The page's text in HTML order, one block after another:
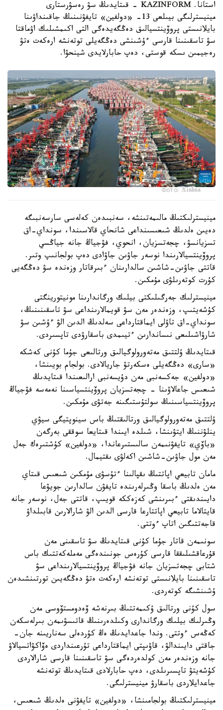
استانا. KAZINFORM - قىتايدىڭ سۋ رەسۋرستارى
مينيسترلىگى بيىلعى 13- «دولفين» تايفۋنىنىڭ جاقىنداۋىنا
بايلانىستى پروۆينتسيالىق دەڭگەيدەگى التى اكىمشىلىك اۋماقتا
سۋ تاسقىنىنا قارسى ءۇشىنشى دەڭگەيلى توتەنشە ارەكەت ەتۋ
رەجيمىن ىسكە قوستى، دەپ حابارلايدى شينحۋا.
Фото: Xinhua
مينيسترلىكتىڭ مالىمەتىنشە، سەنبىدەن كەلەسى سارسەنبىگە
دەيىن ەلدىڭ شىعىسىنداعى شانحاي قالاسىندا، سونداي-اق
تسزيانسۋ، چجەتسزيان، انحوي، فۋجياڭ جانە جياڭسي
پروۆينتسيالارىندا نوسەر جاۋىن جاۋادى دەپ بولجانىپ وتىر.
قاتتى جاۋىن-شاشىن سالدارىنان ءبىرقاتار وزەندە سۋ دەڭگەيى
كۇرت كوتەرىلۋى مۇمكىن.
مينيسترلىك جەرگىلىكتى بيلىك ورگاندارىنا مونيتورينگتى
كۇشەيتىپ، وزەندەر مەن سۋ قويمالارىنداعى سۋ تاسقىنىنىڭ،
سونداي-اق تاۋلى ايماقتارداعى سەلدىڭ الدىن الۋ ءۇشىن سۋ
شارۋاشىلىعى نىساندارىن ءتيىمدى باسقارۋدى تاپسىردى.
قىتايدىڭ ۇلتتىق مەتەورولوگيالىق ورتالىعى جۇما كۇنى كەشكە
«سارى» دەڭگەيلى ەسكەرتۋ جاريالادى. بولجام بويىنشا،
«دولفين» جەكسەنبى مەن دۇيسەنبى ارالىعىندا قىتايدىڭ
شىعىس جاعالاۋىنا - چجەتسزيان پروۆينتسياسىنا نەمەسە فۋجياڭ
پروۆينتسياسىنىڭ سولتۇستىگىنە جەتۋى مۇمكىن.
ۇلتتىق مەتەورولوگيالىق ورتالىقتىڭ باس سينوپتيگى سيۋي
ينلۋننىڭ ايتۋىنشا، شىلدە ايىندا قىتايعا سوققى بەرگەن
«باۆي» تايفۋنىمەن سالىستىرعاندا، «دولفين» كۇشتىرەك جەل
مەن مول جاۋىن-شاشىن اكەلۋى ىقتيمال.
مامان تابيعي اپاتتىڭ ىقپالىنا ءتۇسۋى مۇمكىن شىعىس قىتاي
مەن ەلدىڭ باسقا وڭىرلەرىندە تايفۋن سالدارىن جويۋعا
دايىندىقتى ءبىرىنشى كەزەككە قويىپ، قاتتى جەل، نوسەر جانە
قايتالاما تابيعي اپاتتارعا قارسى الدىن الۋ شارالارىن قابىلداۋ
قاجەتتىگىن اتاپ ءوتتى.
سونىمەن قاتار جۇما كۇنى قىتايدىڭ سۋ تاسقىنى مەن
قۇرعاقشىلىققا قارسى كۇرەس جونىندەگى مەملەكەتتىك باس
شتابى چجەتسزيان جانە فۋجياڭ پروۆينتسيالارىنداعى سۋ
تاسقىنىنا بايلانىستى توتەنشە ارەكەت ەتۋ دەڭگەيىن تورتىنشىدەن
ۇشىنشىگە كوتەردى.
سول كۇنى ورتالىق ۇكىمەتتىڭ بىرنەشە ۆەدومستۆوسى مەن
وڭىرلىك بيلىك ورگاندارى وكىلدەرىنىڭ قاتىسۋىمەن بىرلەسكەن
كەڭەس ءوتتى. وندا جاعدايدىڭ ەڭ كۇردەلى سەناريىنە جان-
جاقتى دايىندالۋ، قاۋىپتى ايماقتارداعى تۇرعىنداردى ەۆاكۋاتسيالاۋ
جانە وزەندەر مەن كولدەردەگى سۋ تاسقىنىنا قارسى شارالاردى
كۇشەيتۋ تاپسىرىلدى، دەپ حابارلادى قىتايدىڭ توتەنشە
جاعدايلاردى باسقارۋ مينيسترلىگى.
مينيسترلىكتىڭ بولجامىنشا، «دولفين» تايفۋنى ەلدىڭ شىعىس،